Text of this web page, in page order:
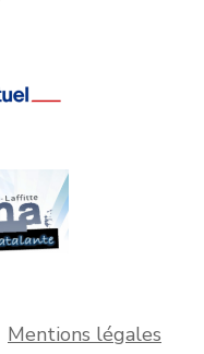
Mentions légales